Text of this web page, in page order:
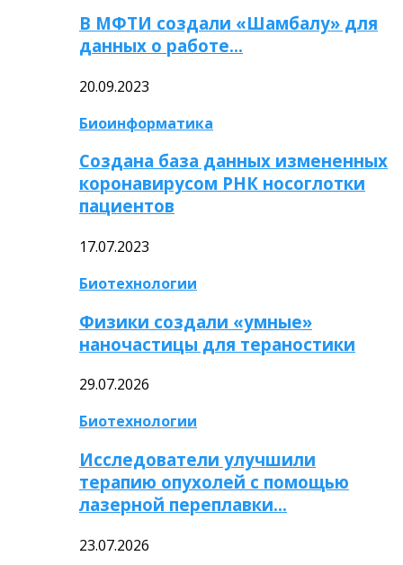
В МФТИ создали «Шамбалу» для
данных о работе…
20.09.2023
Биоинформатика
Создана база данных измененных
коронавирусом РНК носоглотки
пациентов
17.07.2023
Биотехнологии
Физики создали «умные»
наночастицы для тераностики
29.07.2026
Биотехнологии
Исследователи улучшили
терапию опухолей с помощью
лазерной переплавки…
23.07.2026